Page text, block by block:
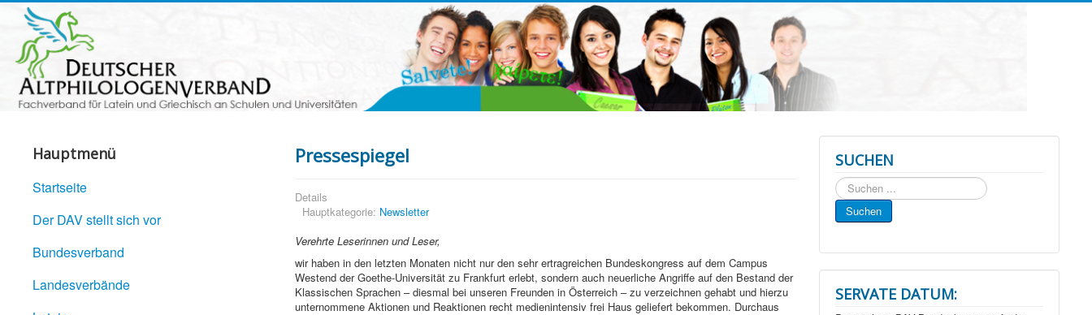
Hauptmenü
Startseite
Der DAV stellt sich vor
Bundesverband
Landesverbände
Pressespiegel
Details
Hauptkategorie: Newsletter
Verehrte Leserinnen und Leser,
wir haben in den letzten Monaten nicht nur den sehr ertragreichen Bundeskongress auf dem Campus
Westend der Goethe-Universität zu Frankfurt erlebt, sondern auch neuerliche Angriffe auf den Bestand der
Klassischen Sprachen – diesmal bei unseren Freunden in Österreich – zu verzeichnen gehabt und hierzu
unternommene Aktionen und Reaktionen recht medienintensiv frei Haus geliefert bekommen. Durchaus
SUCHEN
Suchen
...
Suchen
SERVATE DATUM: